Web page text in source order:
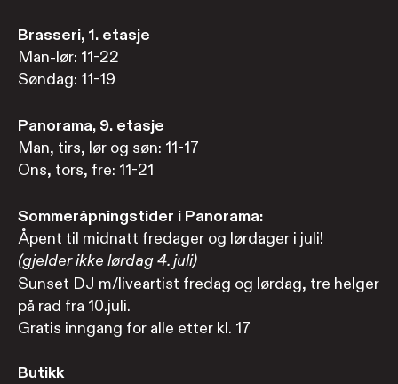
Brasseri, 1. etasje
Man-lør: 11-22
Søndag: 11-19
Panorama, 9. etasje
Man, tirs, lør og søn: 11-17
Ons, tors, fre: 11-21
Sommeråpningstider i Panorama:
Åpent til midnatt fredager og lørdager i juli!
(gjelder ikke lørdag 4. juli)
Sunset DJ m/liveartist fredag og lørdag, tre helger
på rad fra 10.juli.
Gratis inngang for alle etter kl. 17
Butikk